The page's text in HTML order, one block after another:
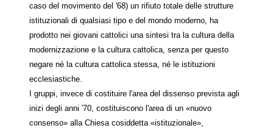
caso del movimento del '68) un rifiuto totale delle strutture
istituzionali di qualsiasi tipo e del mondo moderno, ha
prodotto nei giovani cattolici una sintesi tra la cultura della
modernizzazione e la cultura cattolica, senza per questo
negare né la cultura cattolica stessa, né le istituzioni
ecclesiastiche.
I gruppi, invece di costituire l'area del dissenso prevista agli
inizi degli anni '70, costituiscono l'area di un «nuovo
consenso» alla Chiesa cosiddetta «istituzionale»,